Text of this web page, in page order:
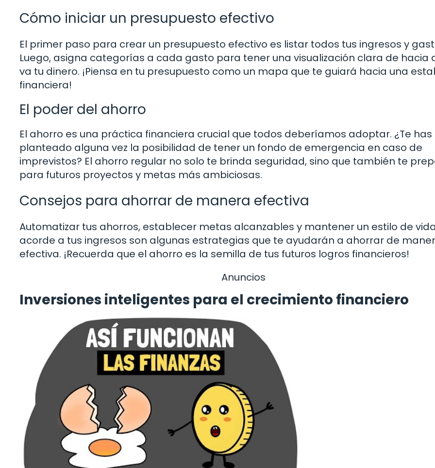
Cómo iniciar un presupuesto efectivo
El primer paso para crear un presupuesto efectivo es listar todos tus ingresos y
Luego, asigna categorías a cada gasto para tener una visualización clara de hacia
va tu dinero. ¡Piensa en tu presupuesto como un mapa que te guiará hacia una
financiera!
El poder del ahorro
El ahorro es una práctica financiera crucial que todos deberíamos adoptar. ¿Te has
planteado alguna vez la posibilidad de tener un fondo de emergencia en caso de
imprevistos? El ahorro regular no solo te brinda seguridad, sino que también te
para futuros proyectos y metas más ambiciosas.
Consejos para ahorrar de manera efectiva
Automatizar tus ahorros, establecer metas alcanzables y mantener un estilo de vida
acorde a tus ingresos son algunas estrategias que te ayudarán a ahorrar de
efectiva. ¡Recuerda que el ahorro es la semilla de tus futuros logros financieros!
Anuncios
Inversiones inteligentes para el crecimiento financiero